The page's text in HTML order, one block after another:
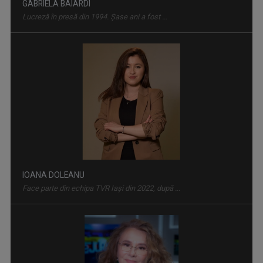
Emisiune matinală, de luni până vineri, de la ...
Un răgaz în care se vorbeşte despre magia ...
Lucreză în presă din 1994. Șase ani a fost ...
IOANA DOLEANU